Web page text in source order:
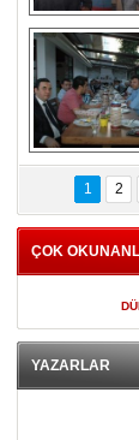
Gölbaşı
İÇİN
iftar
1 2
ÇOK
YAZARLAR